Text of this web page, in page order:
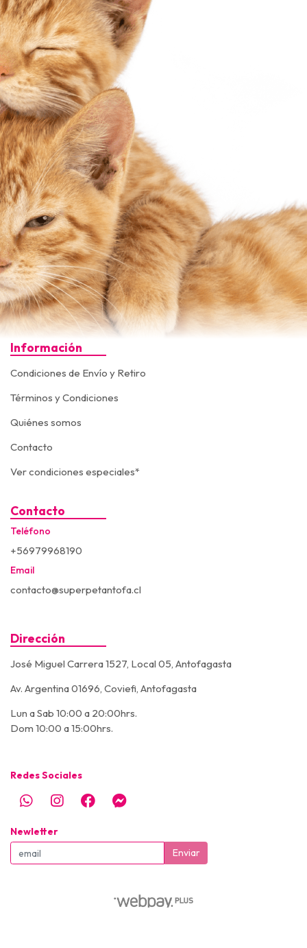
Información
Condiciones de Envío y Retiro
Términos y Condiciones
Quiénes somos
Contacto
Ver condiciones especiales*
Contacto
Teléfono
+56979968190
Email
contacto@superpetantofa.cl
Dirección
José Miguel Carrera 1527, Local 05, Antofagasta
Av. Argentina 01696, Coviefi, Antofagasta
Lun a Sab 10:00 a 20:00hrs.
Dom 10:00 a 15:00hrs.
Redes Sociales
Newletter
Enviar